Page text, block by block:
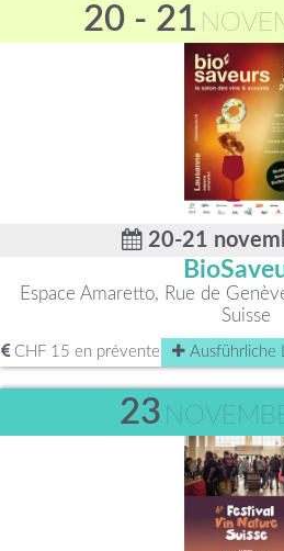
20 - 21
20-21
Espace Amaretto, Rue de
Suisse
CHF 15 en prévente Ausführliche
23